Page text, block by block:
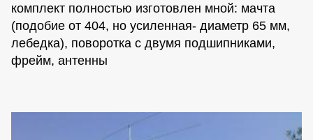
комплект полностью изготовлен мной: мачта
(подобие от 404, но усиленная- диаметр 65 мм,
лебедка), поворотка с двумя подшипниками,
фрейм, антенны